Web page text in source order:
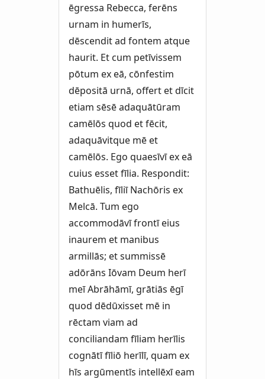
ēgressa Rebecca, ferēns
urnam in humerīs,
dēscendit ad fontem atque
haurit. Et cum petīvissem
pōtum ex eā, cōnfestim
dēpositā urnā, offert et dīcit
etiam sēsē adaquātūram
camēlōs quod et fēcit,
adaquāvitque mē et
camēlōs. Ego quaesīvī ex eā
cuius esset fīlia. Respondit:
Bathuēlis, fīliī Nachōris ex
Melcā. Tum ego
accommodāvī frontī eius
inaurem et manibus
armillās; et summissē
adōrāns Iōvam Deum herī
meī Abrāhāmī, grātiās ēgī
quod dēdūxisset mē in
rēctam viam ad
conciliandam fīliam herīlis
cognātī fīliō herīlī, quam ex
hīs argūmentīs intellēxī eam